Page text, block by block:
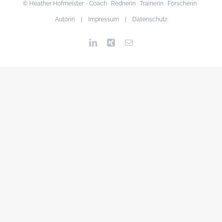
© Heather Hofmeister - Coach · Rednerin · Trainerin · Forscherin ·
Autorin | Impressum| Datenschutz
LinkedInXing E-